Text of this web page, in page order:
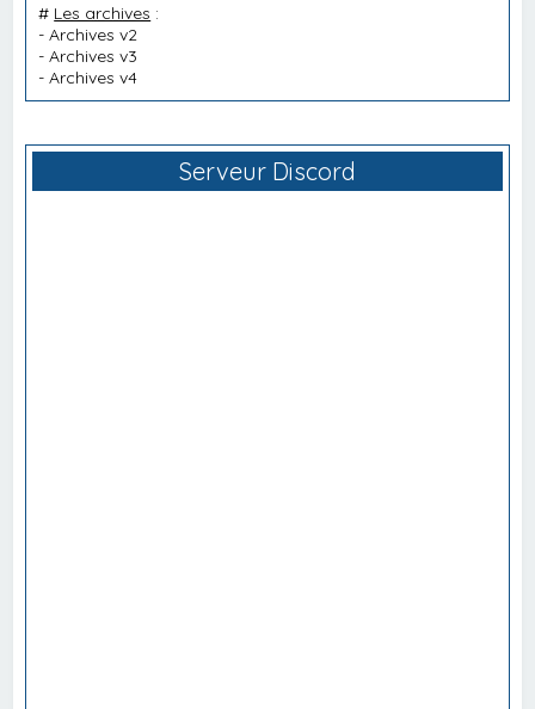
# Les archives :
-Archives v2
-Archives v3
-Archives v4
Serveur Discord